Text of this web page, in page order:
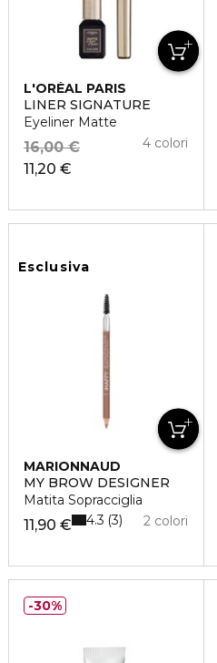
L'ORÉAL PARIS
LINER SIGNATURE
Eyeliner Matte
11,20 €
16,00 € 4 colori
Esclusiva
MARIONNAUD
MY BROW DESIGNER
Matita Sopracciglia
11,90 € 2 colori
4.3 3
30%